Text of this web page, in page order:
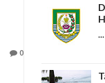
0
...